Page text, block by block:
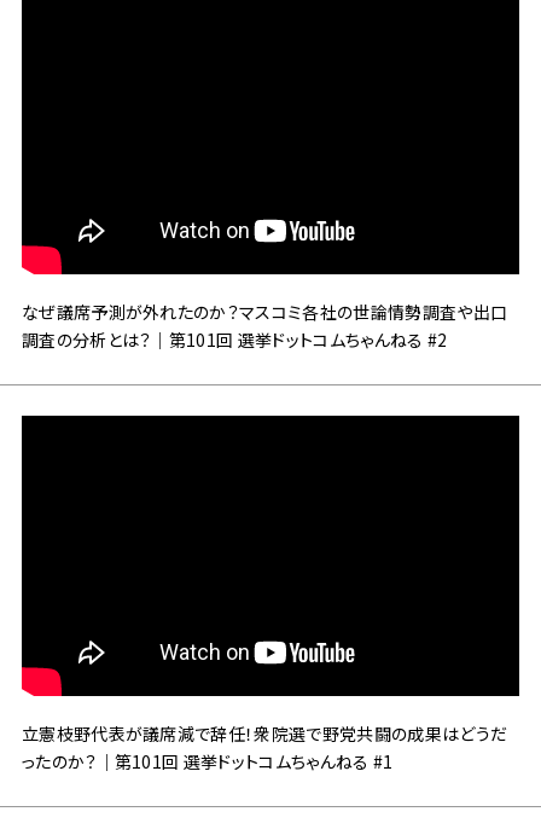
なぜ議席予測が外れたのか？マスコミ各社の世論情勢調査や出口
調査の分析とは？｜第101回 選挙ドットコムちゃんねる #2
立憲枝野代表が議席減で辞任！衆院選で野党共闘の成果はどうだ
ったのか？｜第101回 選挙ドットコムちゃんねる #1